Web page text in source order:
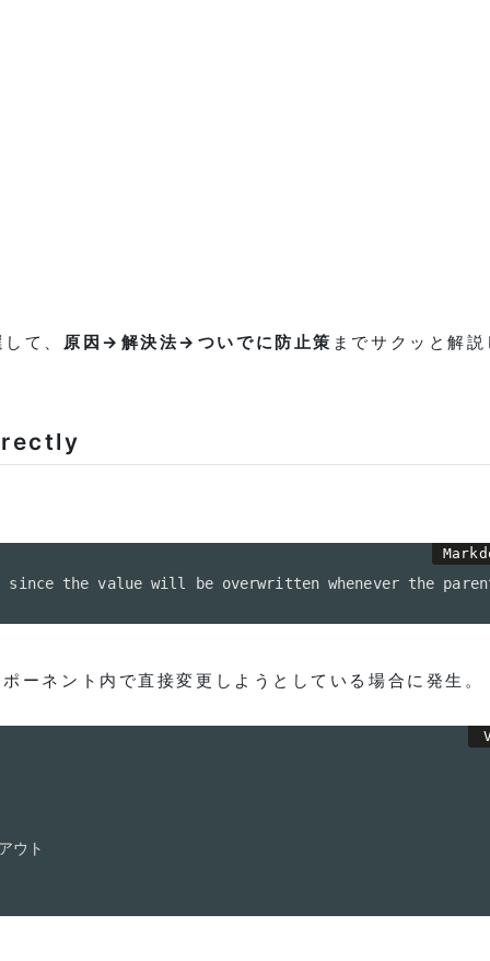
て、 原因→解決法→ついでに防止策 までサクッと解説
the value will be overwritten whenever the parent
ーネント内で直接変更しようとしている場合に発生。
ウト